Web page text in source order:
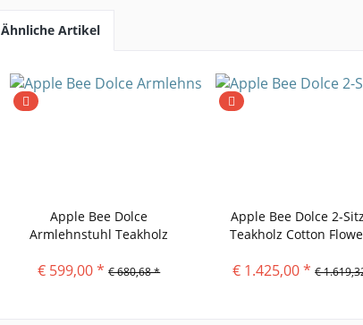
Ähnliche Artikel
Apple Bee Dolce
Armlehnstuhl Teakholz
€ 599,00 * € 680,68 *
Apple Bee Dolce 2-
Teakholz Cotton
€ 1.425,00 * €